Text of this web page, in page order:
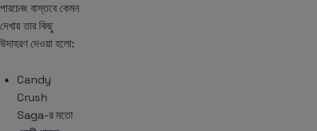
পারচেজ বাস্তবে কেমন
দেখায় তার কিছু
উদাহরণ দেওয়া হলো:
Candy
Crush
Saga-র মতো